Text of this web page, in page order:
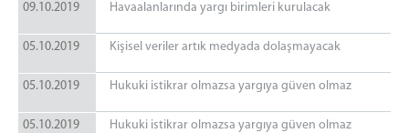
09.10.2019 Havaalanlarında yargı birimleri kurulacak
05.10.2019 Kişisel veriler artık medyada dolaşmayacak
05.10.2019 Hukuki istikrar olmazsa yargıya güven olmaz
05.10.2019 Hukuki istikrar olmazsa yargıya güven olmaz